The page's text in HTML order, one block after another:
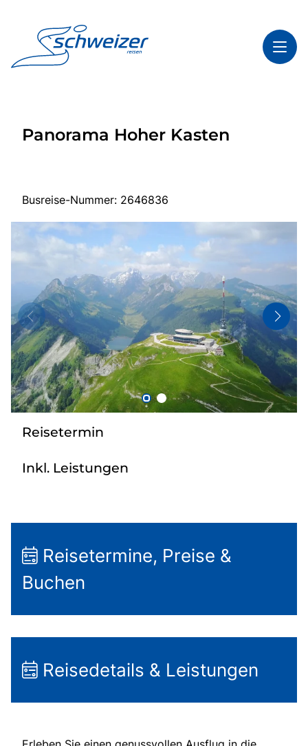
Highlights
Mehrtagesreisen
Tagesfahrten
Bus anmieten
Kataloge
Kontakt
Panorama Hoher Kasten
Busreise-Nummer: 2646836
Reisetermin
Inkl. Leistungen
Reisetermine, Preise &
Buchen
Reisedetails & Leistungen